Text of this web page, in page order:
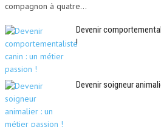
compagnon à quatre...
Devenir
!
Devenir soigneur